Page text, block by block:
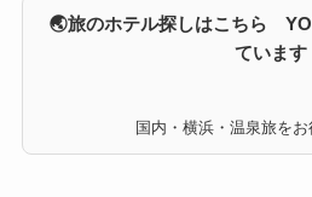
🌏旅のホテル探しはこちら
ています